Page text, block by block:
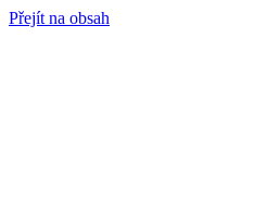
Přejít na obsah